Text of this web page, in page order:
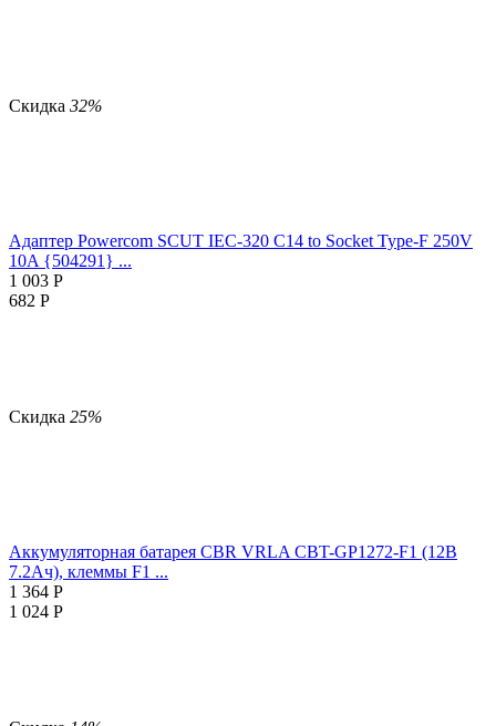
Скидка 32%
Адаптер Powercom SCUT IEC-320 C14 to Socket Type-F 250V
10A {504291} ...
1 003 Р
682 Р
Скидка 25%
Аккумуляторная батарея CBR VRLA CBT-GP1272-F1 (12В
7.2Ач), клеммы F1 ...
1 364 Р
1 024 Р